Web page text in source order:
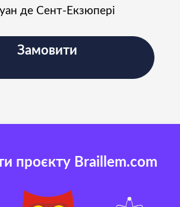
де Сент-Екзюпері
Замовити
проєкту Braillem.com